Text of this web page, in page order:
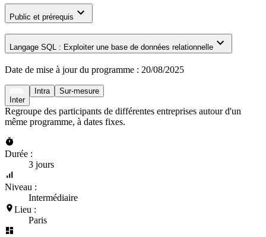
Public et prérequis
Langage SQL : Exploiter une base de données relationnelle
Date de mise à jour du programme : 20/08/2025
Inter
Intra Sur-mesure
Regroupe des participants de différentes entreprises autour d'un
même programme, à dates fixes.
Durée :
3 jours
Niveau :
Intermédiaire
Lieu :
Paris